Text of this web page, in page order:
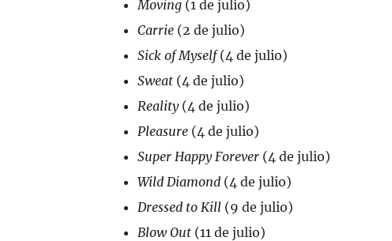
Moving (1 de julio)
Carrie (2 de julio)
Sick of Myself(4 de julio)
Sweat (4 de julio)
Reality(4 de julio)
Pleasure (4 de julio)
Super Happy Forever (4 de julio)
Wild Diamond (4 de julio)
Dressed to Kill (9 de julio)
Blow Out (11 de julio)